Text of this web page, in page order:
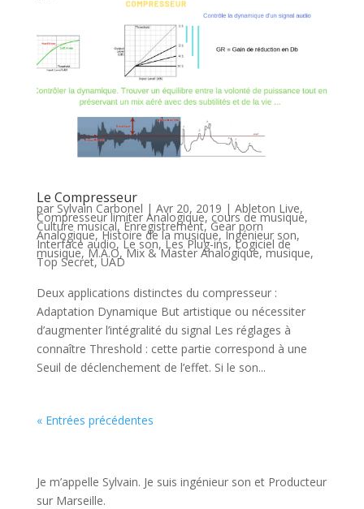
Le Compresseur
par Sylvain Carbonel | Avr 20, 2019 | Ableton Live,
Compresseur limiter Analogique, cours de musique,
Culture musical,Enregistrement, Gear porn
Analogique,Histoire de la musique,Ingénieur son,
Interface audio,Le son,Les Plug-ins,Logiciel de
musique, M.A.O,Mix & Master Analogique,musique,
Top Secret,UAD
Deux applications distinctes du compresseur :
Adaptation Dynamique But artistique ou nécessiter
d’augmenter l’intégralité du signal Les réglages à
connaître Threshold : cette partie correspond à une
Seuil de déclenchement de l’effet. Si le son...
« Entrées précédentes
Je m’appelle Sylvain. Je suis ingénieur son et Producteur
sur Marseille.